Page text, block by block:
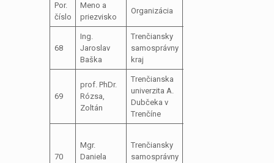
Por.
číslo
Meno a
priezvisko
Organizácia
68
Ing.
Jaroslav
Baška
Trenčiansky
samosprávny
kraj
69
prof. PhDr.
Rózsa,
Zoltán
Trenčianska
univerzita A.
Dubčeka v
Trenčíne
70
Mgr.
Daniela
Trenčiansky
samosprávny